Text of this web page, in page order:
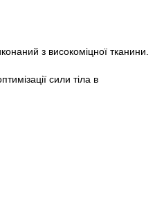
з високоміцної тканини.
сили тіла в